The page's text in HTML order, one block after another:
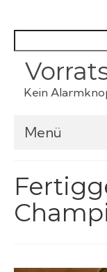
Kein
Menü
Fertiggerichte